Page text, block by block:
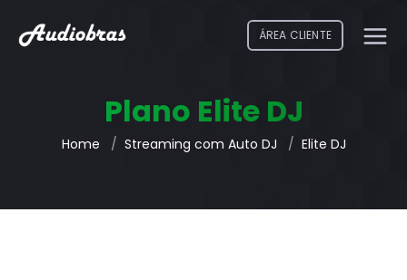
ÁREA CLIENTE
Plano Elite DJ
Home Streaming com Auto DJ Elite DJ